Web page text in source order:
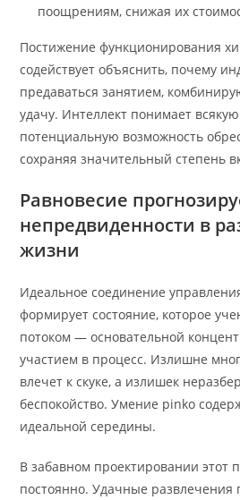
поощрениям, снижая их
Постижение функционирования
содействует объяснить, почему
предаваться занятием,
удачу. Интеллект понимает
потенциальную возможность
сохраняя значительный степень
Равновесие
непредвиденности в
жизни
Идеальное соединение
формирует состояние, которое
потоком — основательной
участием в процесс. Излишне
влечет к скуке, а излишек
беспокойство. Умение pinko
идеальной середины.
В забавном проектировании этот
постоянно. Удачные развлечения